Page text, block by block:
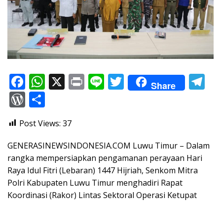
F
ac
e
b
o
o
k
W
s
A
p
p
X Pr Li T
w
Share
a
W
or
d
Pr
e
ss
ar
e
Post Views: 37
GENERASINEWSINDONESIA.COM Luwu Timur – Dalam
rangka mempersiapkan pengamanan perayaan Hari
Raya Idul Fitri (Lebaran) 1447 Hijriah, Senkom Mitra
Polri Kabupaten Luwu Timur menghadiri Rapat
Koordinasi (Rakor) Lintas Sektoral Operasi Ketupat